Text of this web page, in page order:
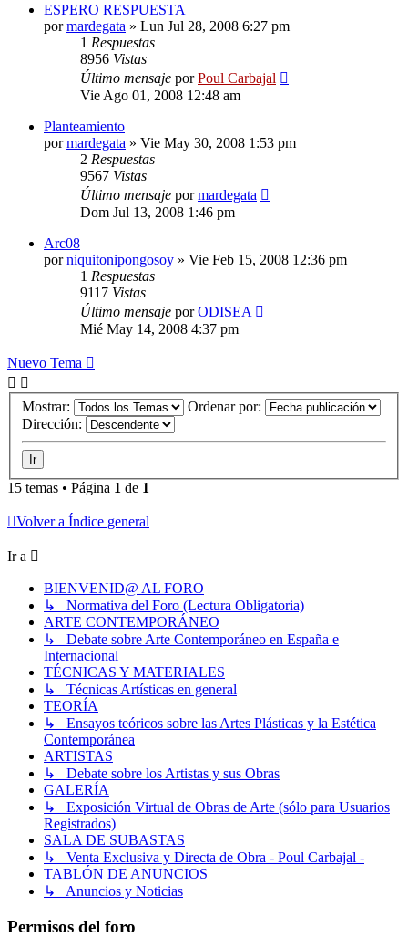
ESPERO RESPUESTA
pormardegata » Lun Jul 28, 2008 6:27 pm
1 Respuestas
8956 Vistas
Último mensaje porPoul Carbajal
Vie Ago 01, 2008 12:48 am
Planteamiento
pormardegata » Vie May 30, 2008 1:53 pm
2 Respuestas
9567 Vistas
Último mensaje pormardegata
Dom Jul 13, 2008 1:46 pm
Arc08
porniquitonipongosoy » Vie Feb 15, 2008 12:36 pm
1 Respuestas
9117 Vistas
Último mensaje porODISEA
Mié May 14, 2008 4:37 pm
Nuevo Tema
Mostrar:
Ordenar por:
Dirección:
15 temas • Página 1 de 1
Volver a Índice general
Ir a
BIENVENID@ AL FORO
↳ Normativa del Foro (Lectura Obligatoria)
ARTE CONTEMPORÁNEO
↳ Debate sobre Arte Contemporáneo en España e
Internacional
TÉCNICAS Y MATERIALES
↳ Técnicas Artísticas en general
TEORÍA
↳ Ensayos teóricos sobre las Artes Plásticas y la Estética
Contemporánea
ARTISTAS
↳ Debate sobre los Artistas y sus Obras
GALERÍA
↳ Exposición Virtual de Obras de Arte (sólo para Usuarios
Registrados)
SALA DE SUBASTAS
↳ Venta Exclusiva y Directa de Obra - Poul Carbajal -
TABLÓN DE ANUNCIOS
↳ Anuncios y Noticias
Permisos del foro